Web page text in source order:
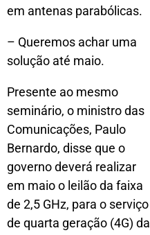
em antenas parabólicas.
– Queremos achar uma
solução até maio.
Presente ao mesmo
seminário, o ministro das
Comunicações, Paulo
Bernardo, disse que o
governo deverá realizar
em maio o leilão da faixa
de 2,5 GHz, para o serviço
de quarta geração (4G) da